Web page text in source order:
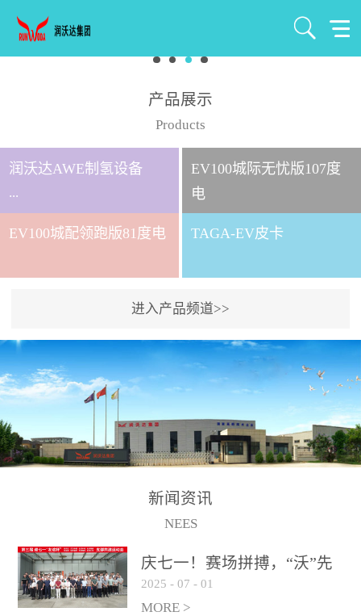
产品展示
Products
润沃达AWE制氢设备
...
司成立于2021年7月，注册
资金1000万元，是北京润
司。 公司主要从事氢气
制、储、加、用的相关技
术、产品的研发、销售及
道路货物运输业务。设备
的生产制造由位于连云港
的江苏润沃达环境科技有
限公司承担。 以下设备
为润沃达AWE制氢设备系
子、化工、冶金、建材等
行业的制氢 / 制氧设备，
纯化后可达到99.999%氢气
EV100城际无忧版107度
电
EV100城配领跑版81度电 TAGA-EV皮卡
进入产品频道>>
新闻资讯
NEES
庆七一！赛场拼搏，“沃”先
行！
2025 - 07 - 01
MORE >